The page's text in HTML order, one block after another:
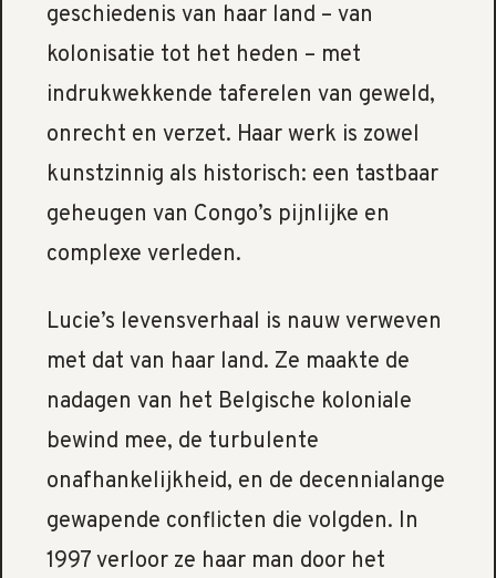
geschiedenis van haar land – van
kolonisatie tot het heden – met
indrukwekkende taferelen van geweld,
onrecht en verzet. Haar werk is zowel
kunstzinnig als historisch: een tastbaar
geheugen van Congo’s pijnlijke en
complexe verleden.
Lucie’s levensverhaal is nauw verweven
met dat van haar land. Ze maakte de
nadagen van het Belgische koloniale
bewind mee, de turbulente
onafhankelijkheid, en de decennialange
gewapende conflicten die volgden. In
1997 verloor ze haar man door het